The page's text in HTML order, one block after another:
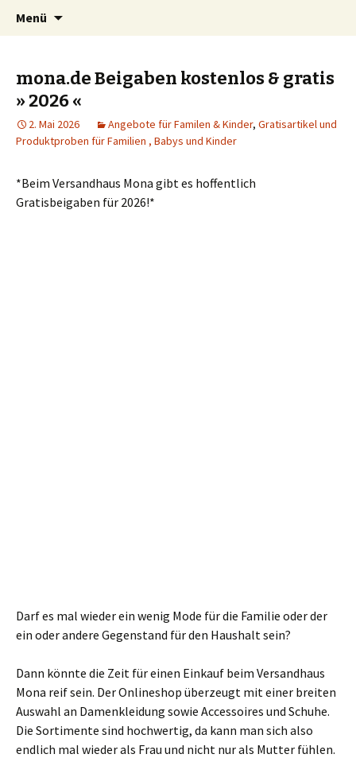
SparZwerge.de
Kindersachen kostenlos, Deals, Rabatte für
Eltern
Menü
mona.de Beigaben kostenlos & gratis
» 2026 «
2. Mai 2026 Angebote für Familen & Kinder, Gratisartikel und
Produktproben für Familien , Babys und Kinder
*Beim Versandhaus Mona gibt es hoffentlich
Gratisbeigaben für 2026!*
Darf es mal wieder ein wenig Mode für die Familie oder der
ein oder andere Gegenstand für den Haushalt sein?
Dann könnte die Zeit für einen Einkauf beim Versandhaus
Mona reif sein. Der Onlineshop überzeugt mit einer breiten
Auswahl an Damenkleidung sowie Accessoires und Schuhe.
Die Sortimente sind hochwertig, da kann man sich also
endlich mal wieder als Frau und nicht nur als Mutter fühlen.